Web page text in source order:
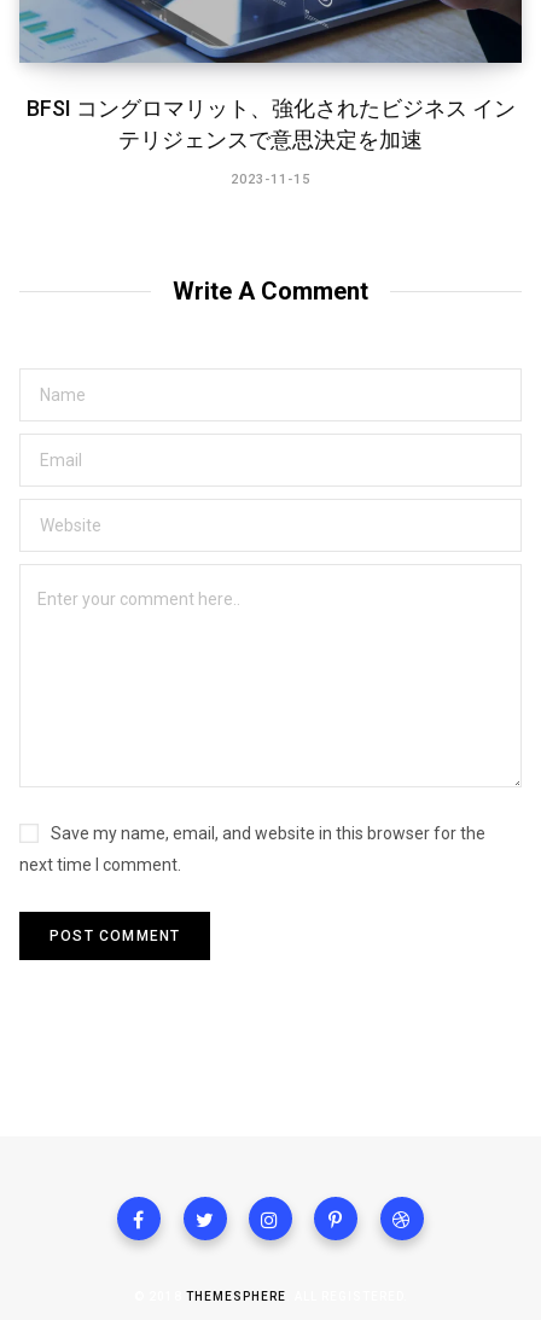
BFSI コングロマリット、強化されたビジネス イン
テリジェンスで意思決定を加速
2023-11-15
Write A Comment
Save my name, email, and website in this browser for the
next time I comment.
THEMESPHERE